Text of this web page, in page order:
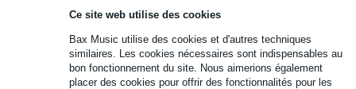
Ce site web utilise des cookies
Bax Music utilise des cookies et d'autres techniques
similaires. Les cookies nécessaires sont indispensables au
bon fonctionnement du site. Nous aimerions également
placer des cookies pour offrir des fonctionnalités pour les
Informations